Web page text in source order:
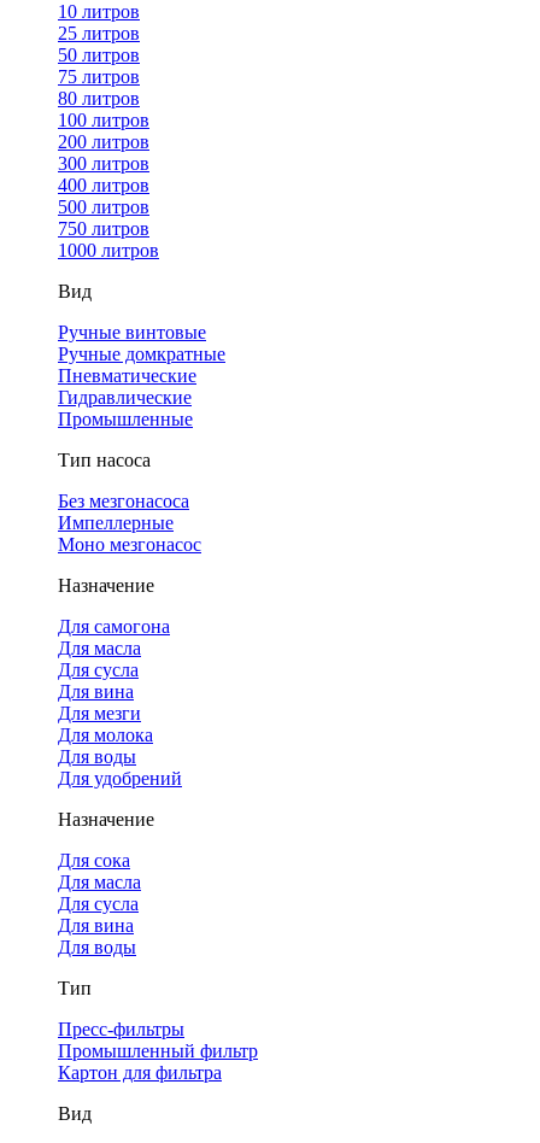
10 литров
25 литров
50 литров
75 литров
80 литров
100 литров
200 литров
300 литров
400 литров
500 литров
750 литров
1000 литров
Вид
Ручные винтовые
Ручные домкратные
Пневматические
Гидравлические
Промышленные
Тип насоса
Без мезгонасоса
Импеллерные
Моно мезгонасос
Назначение
Для самогона
Для масла
Для сусла
Для вина
Для мезги
Для молока
Для воды
Для удобрений
Назначение
Для сока
Для масла
Для сусла
Для вина
Для воды
Тип
Пресс-фильтры
Промышленный фильтр
Картон для фильтра
Вид